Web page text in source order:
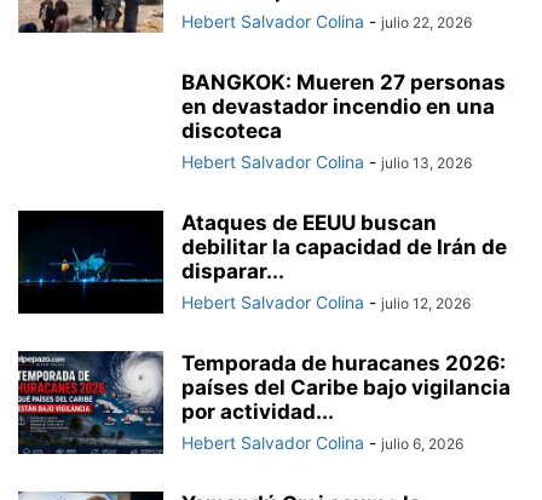
Hebert Salvador Colina - julio 22, 2026
BANGKOK: Mueren 27 personas
en devastador incendio en una
discoteca
Hebert Salvador Colina - julio 13, 2026
Ataques de EEUU buscan
debilitar la capacidad de Irán de
disparar...
Hebert Salvador Colina - julio 12, 2026
Temporada de huracanes 2026:
países del Caribe bajo vigilancia
por actividad...
Hebert Salvador Colina - julio 6, 2026